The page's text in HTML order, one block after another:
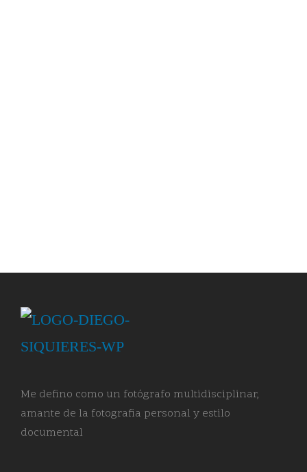
Me defino como un fotógrafo multidisciplinar,
amante de la fotografia personal y estilo
documental